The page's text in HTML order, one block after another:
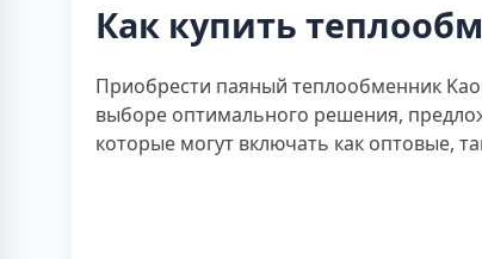
Как купить
Приобрести паяный теплообменник
выборе оптимального решения,
которые могут включать как оптовые,